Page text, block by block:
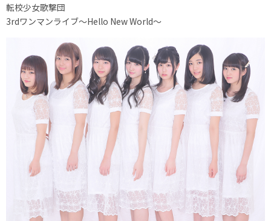
転校少女歌撃団
3rdワンマンライブ〜Hello New World〜